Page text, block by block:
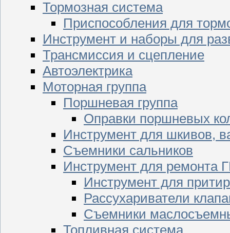
Тормозная система
Приспособления для
Инструмент и наборы для
Трансмиссия и сцепление
Автоэлектрика
Моторная группа
Поршневая группа
Оправки поршневых
Инструмент для шкивов,
Съемники сальников
Инструмент для ремонта
Инструмент для
Рассухариватели
Съемники
Топливная система